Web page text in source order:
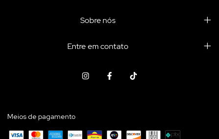
Sobre nós
Entre em contato
Meios de pagamento